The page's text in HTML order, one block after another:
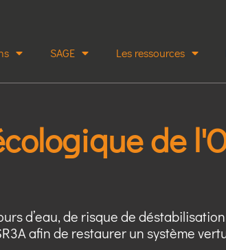
SAGE Les ressources
de
d’eau, de risque de
afin de restaurer un système